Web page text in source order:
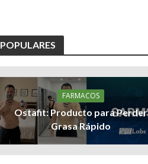
POPULARES
FARMACOS
Ostafit: Producto para Perder
Grasa Rápido